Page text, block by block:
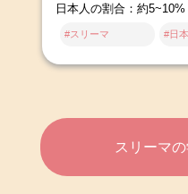
日本人の割合：約5~10%
#スリーマ #日
スリーマ